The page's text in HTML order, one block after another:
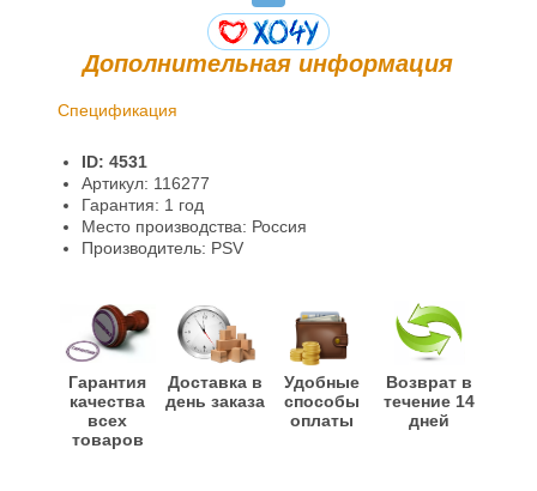
Дополнительная информация
Спецификация
Гарантии и возврат
ID: 4531
Артикул: 116277
Гарантия: 1 год
Место производства: Россия
Производитель: PSV
Гарантия
качества
всех
товаров
Доставка в
день заказа
Удобные
способы
оплаты
Возврат в
течение 14
дней